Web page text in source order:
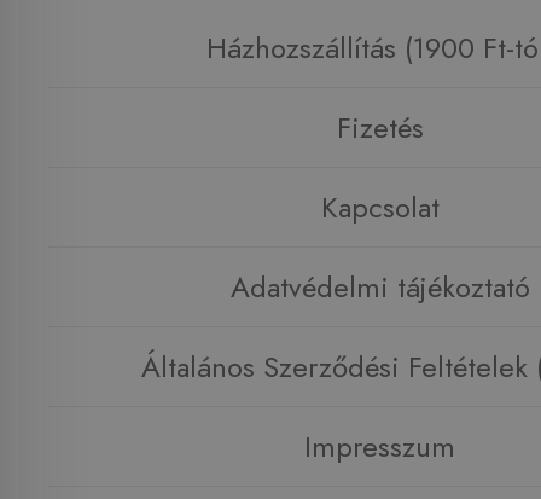
Házhozszállítás (1900 Ft-
Fizetés
Kapcsolat
Adatvédelmi tájékoztató
Általános Szerződési Feltételek
Impresszum